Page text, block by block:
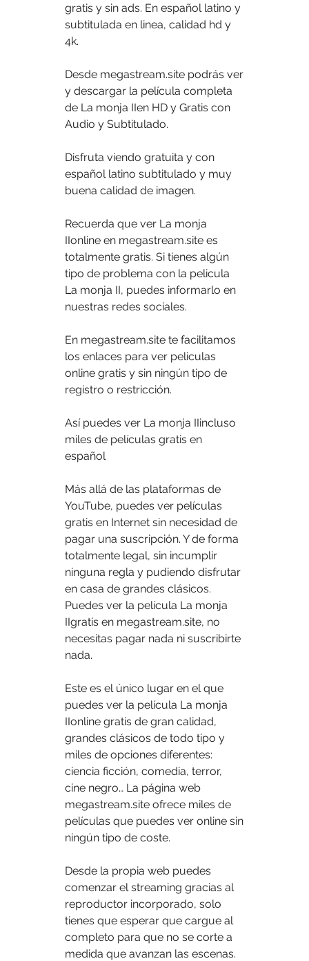
gratis y sin ads. En español latino y
subtitulada en linea, calidad hd y
4k.
Desde megastream.site podrás ver
y descargar la película completa
de La monja IIen HD y Gratis con
Audio y Subtitulado.
Disfruta viendo gratuita y con
español latino subtitulado y muy
buena calidad de imagen.
Recuerda que ver La monja
IIonline en megastream.site es
totalmente gratis. Si tienes algún
tipo de problema con la pelicula
La monja II, puedes informarlo en
nuestras redes sociales.
En megastream.site te facilitamos
los enlaces para ver peliculas
online gratis y sin ningún tipo de
registro o restricción.
Así puedes ver La monja IIincluso
miles de películas gratis en
español
Más allá de las plataformas de
YouTube, puedes ver películas
gratis en Internet sin necesidad de
pagar una suscripción. Y de forma
totalmente legal, sin incumplir
ninguna regla y pudiendo disfrutar
en casa de grandes clásicos.
Puedes ver la película La monja
IIgratis en megastream.site, no
necesitas pagar nada ni suscribirte
nada.
Este es el único lugar en el que
puedes ver la película La monja
IIonline gratis de gran calidad,
grandes clásicos de todo tipo y
miles de opciones diferentes:
ciencia ficción, comedia, terror,
cine negro… La página web
megastream.site ofrece miles de
películas que puedes ver online sin
ningún tipo de coste.
Desde la propia web puedes
comenzar el streaming gracias al
reproductor incorporado, solo
tienes que esperar que cargue al
completo para que no se corte a
medida que avanzan las escenas.